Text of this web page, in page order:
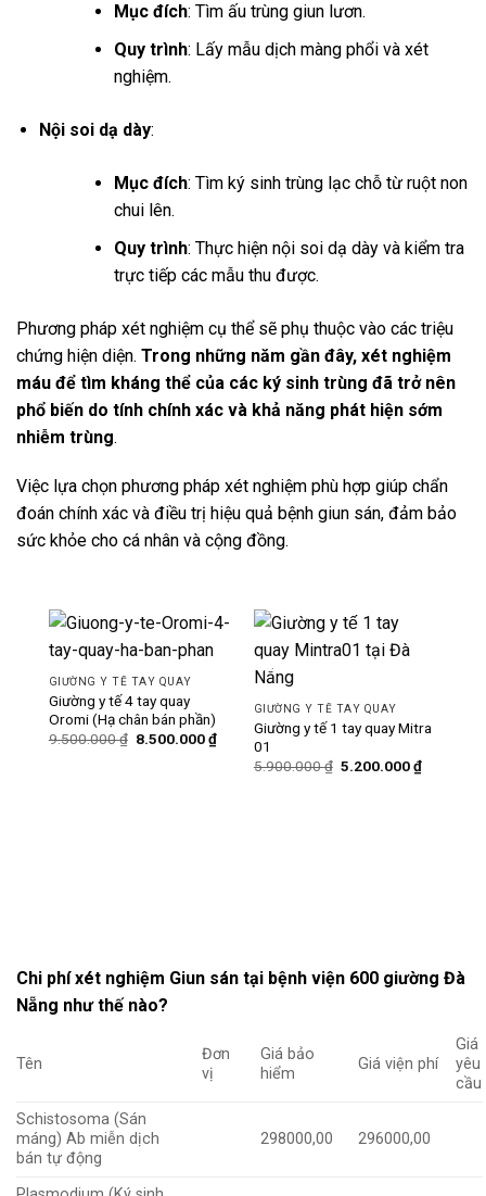
Mục đích: Tìm ấu trùng giun lươn.
Quy trình: Lấy mẫu dịch màng phổi và xét
nghiệm.
Nội soi dạ dày:
Mục đích: Tìm ký sinh trùng lạc chỗ từ ruột non
chui lên.
Quy trình: Thực hiện nội soi dạ dày và kiểm tra
trực tiếp các mẫu thu được.
Phương pháp xét nghiệm cụ thể sẽ phụ thuộc vào các triệu
chứng hiện diện. Trong những năm gần đây, xét nghiệm
máu để tìm kháng thể của các ký sinh trùng đã trở nên
phổ biến do tính chính xác và khả năng phát hiện sớm
nhiễm trùng.
Việc lựa chọn phương pháp xét nghiệm phù hợp giúp chẩn
đoán chính xác và điều trị hiệu quả bệnh giun sán, đảm bảo
sức khỏe cho cá nhân và cộng đồng.
-11%
GIƯỜNG Y TẾ TAY QUAY
Giường y tế 4 tay quay
Oromi (Hạ chân bán phần)
9.500.000₫ Giá
8.500.000₫Giá
hiện
-12%
GIƯỜNG Y TẾ TAY QUAY
Giường y tế 1 tay quay Mitra
01
5.900.000₫ Giá
5.200.000₫Giá
hiện
Chi phí xét nghiệm Giun sán tại bệnh viện 600 giường Đà
Nẵng như thế nào?
Tên
Đơn
vị
Giá bảo
hiểm
Giá viện phí
Giá
yêu
cầu
Schistosoma (Sán
máng) Ab miễn dịch
bán tự động
298000,00 296000,00